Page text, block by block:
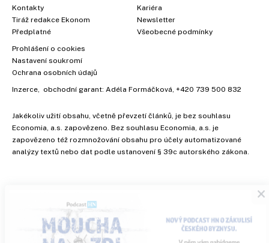
Kontakty
Tiráž redakce Ekonom
Předplatné
Kariéra
Newsletter
Všeobecné podmínky
Prohlášení o cookies
Nastavení soukromí
Ochrana osobních údajů
Inzerce , obchodní garant: Adéla Formáčková +420 739 500 832
Jakékoliv užití obsahu, včetně převzetí článků, je bez souhlasu
Economia, a.s. zapovězeno. Bez souhlasu Economia, a.s. je
zapovězeno též rozmnožování obsahu pro účely automatizované
analýzy textů nebo dat podle ustanovení § 39c autorského zákona.